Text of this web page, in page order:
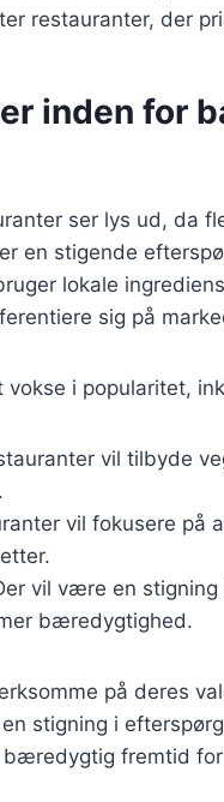
restauranter, der
inden for
ser lys ud, da
en stigende
lokale
sig på
i popularitet,
vil tilbyde
vil fokusere på
vil være en
bæredygtighed.
på deres
stigning i
fremtid